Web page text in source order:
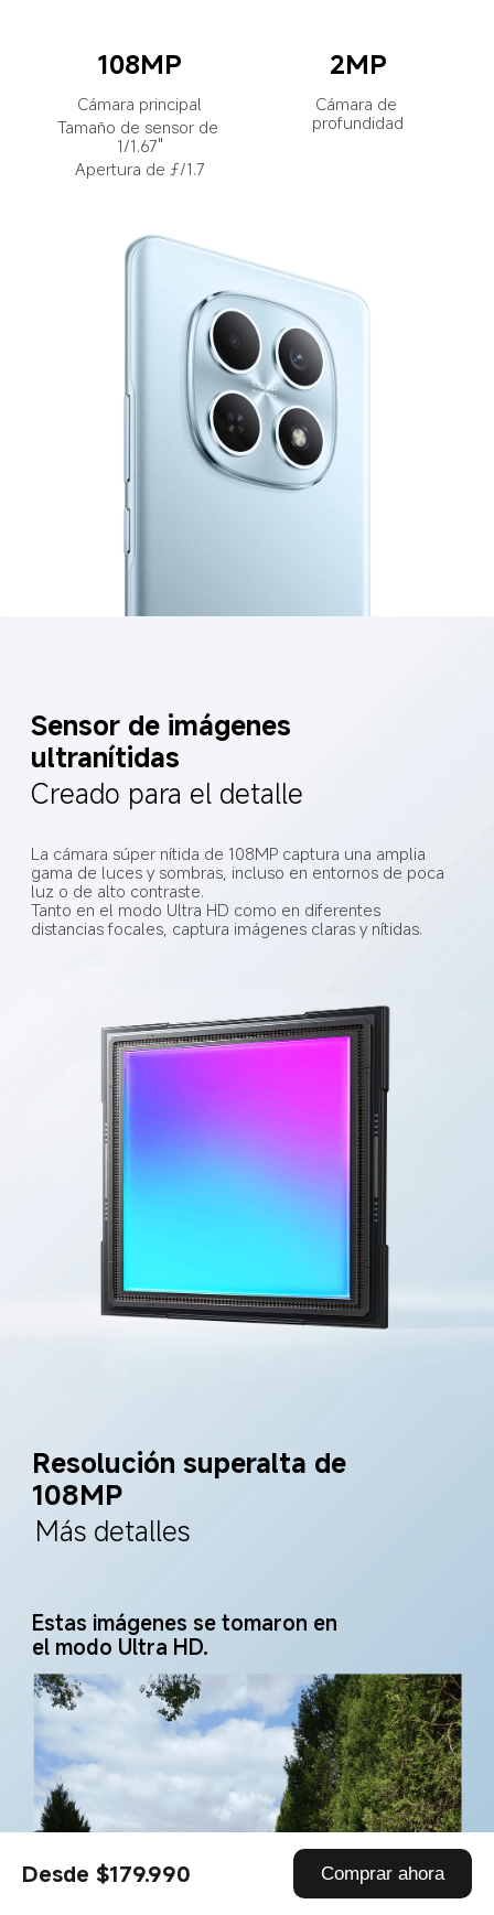
Desde $179.990 Comprar ahora
108MP
Cámara principal
Tamaño de sensor de
1/1.67"
Apertura de ƒ/1.7
2MP
Cámara de
profundidad
Sensor de imágenes
ultranítidas
Creado para el detalle
La cámara súper nítida de 108MP captura una amplia
gama de luces y sombras, incluso en entornos de poca
luz o de alto contraste.
Tanto en el modo Ultra HD como en diferentes
distancias focales, captura imágenes claras y nítidas.
Resolución superalta de
108MP
Más detalles
Estas imágenes se tomaron en
el modo Ultra HD.